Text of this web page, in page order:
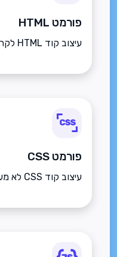
פורמט HTML
עיצוב קוד HTML לקריאות.
פורמט CSS
עיצוב קוד CSS לא מעוצב.